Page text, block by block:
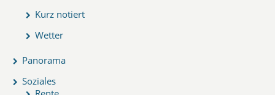
Kurz notiert
Wetter
Panorama
Soziales